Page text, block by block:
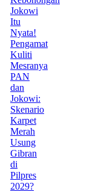
Jokowi
Itu
Nyata!
Pengamat
Kuliti
Mesranya
PAN
dan
Jokowi:
Skenario
Karpet
Merah
Usung
Gibran
di
Pilpres
2029?